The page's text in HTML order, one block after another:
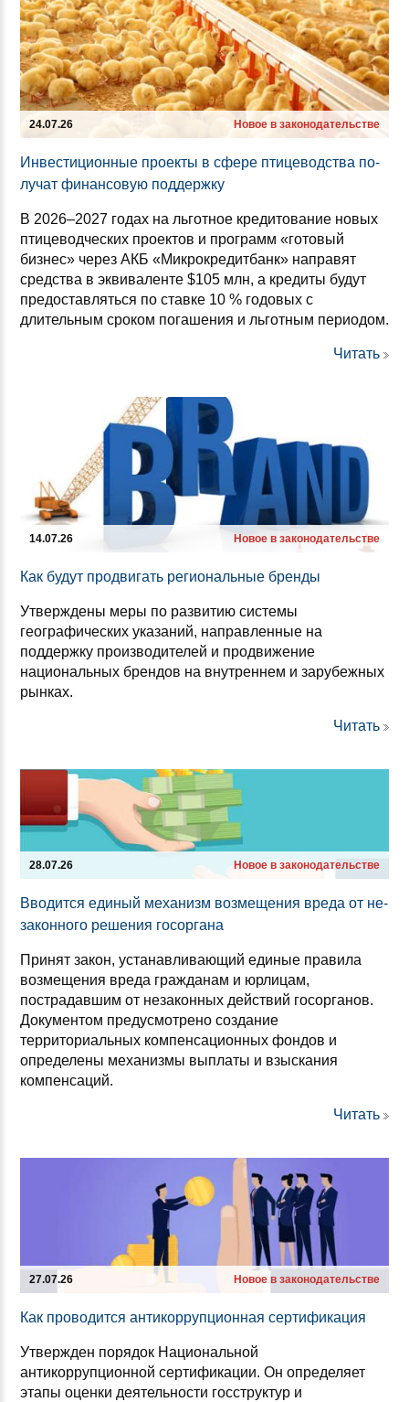
24.07.26 Новое в законодательстве
Ин­вес­ти­ци­он­ные про­ек­ты в сфе­ре пти­це­водс­тва по­
лу­чат фи­нан­со­вую под­дер­жку
В 2026–2027 годах на льготное кредитование новых
птицеводческих проектов и программ «готовый
бизнес» через АКБ «Микрокредитбанк» направят
средства в эквиваленте $105 млн, а кредиты будут
предоставляться по ставке 10 % годовых с
длительным сроком погашения и льготным периодом.
Читать
14.07.26 Новое в законодательстве
Как бу­дут прод­ви­гать ре­ги­ональ­ные брен­ды
Утверждены меры по развитию системы
географических указаний, направленные на
поддержку производителей и продвижение
национальных брендов на внутреннем и зарубежных
рынках.
Читать
28.07.26 Новое в законодательстве
Вво­дит­ся еди­ный ме­ха­низм воз­ме­ще­ния вре­да от не­
за­кон­но­го ре­ше­ния го­сор­га­на
Принят закон, устанавливающий единые правила
возмещения вреда гражданам и юрлицам,
пострадавшим от незаконных действий госорганов.
Документом предусмотрено создание
территориальных компенсационных фондов и
определены механизмы выплаты и взыскания
компенсаций.
Читать
27.07.26 Новое в законодательстве
Как про­во­дит­ся ан­ти­кор­руп­ци­он­ная сер­ти­фи­ка­ция
Утвержден порядок Национальной
антикоррупционной сертификации. Он определяет
этапы оценки деятельности госструктур и